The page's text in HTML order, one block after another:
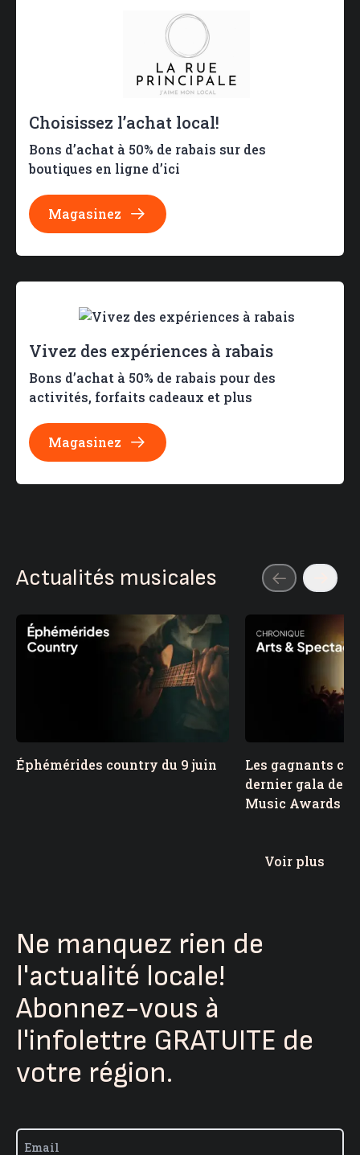
Choisissez l’achat local!
Bons d’achat à 50% de rabais sur des
boutiques en ligne d’ici
Magasinez
Vivez des expériences à rabais
Bons d’achat à 50% de rabais pour des
activités, forfaits cadeaux et plus
Magasinez
Actualités musicales
Éphémérides country du 9 juin
Les gagnants
dernier gala des
Music Awards
Voir plus
Ne manquez rien de
l'actualité locale!
Abonnez-vous à
l'infolettre GRATUITE de
votre région.